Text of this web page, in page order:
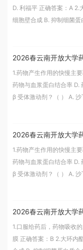
D. 利福平 正确答案：A 2.
细胞壁合成 B. 抑制细菌蛋
2026春云南开放大学
1.药物产生作用的快慢主
药物与血浆蛋白结合率 D.
β 受体激动剂？（ ） A. 沙
2026春云南开放大学
1.药物产生作用的快慢主
药物与血浆蛋白结合率 D.
β 受体激动剂？（ ） A. 沙
2026春云南开放大学
1.口服给药后，药物吸收
膜 正确答案：B 2.大环内